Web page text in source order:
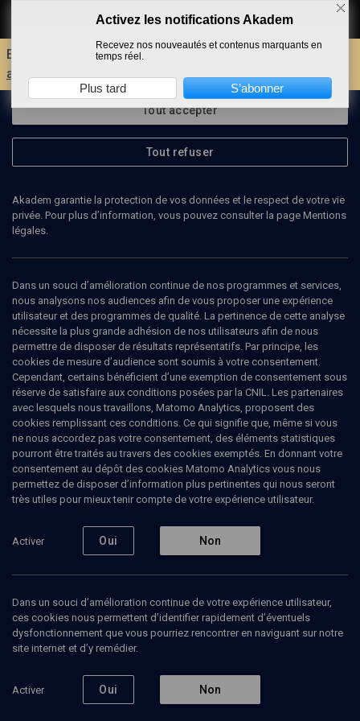
Faire un don
Envie d'encore plus d'AKADEM ?
Découvrez les
avantages d'un compte !
chercheuse
Manon Banoun est chercheuse en archéologie à l'Université Paris 1
Panthéon-Sorbonne. Elle travaille sur les les Juifs dans la ville à
travers une analyse archéologique et topographique des quartiers
juifs médiévaux de France du nord (XIIème-XIVème s.).
Ajouter Partager J’aime
Tous 1 Vidéos 1
Appartenir à
la cité, faire
communauté
(2/2)
Tout accepter
Tout refuser
Akadem garantie la protection de vos données et le respect de votre vie
privée. Pour plus d’information, vous pouvez consulter la page Mentions
légales.
Dans un souci d’amélioration continue de nos programmes et services,
nous analysons nos audiences afin de vous proposer une expérience
utilisateur et des programmes de qualité. La pertinence de cette analyse
nécessite la plus grande adhésion de nos utilisateurs afin de nous
permettre de disposer de résultats représentatifs. Par principe, les
cookies de mesure d’audience sont soumis à votre consentement.
Cependant, certains bénéficient d’une exemption de consentement sous
réserve de satisfaire aux conditions posées par la CNIL. Les partenaires
avec lesquels nous travaillons, Matomo Analytics, proposent des
cookies remplissant ces conditions. Ce qui signifie que, même si vous
ne nous accordez pas votre consentement, des éléments statistiques
pourront être traités au travers des cookies exemptés. En donnant votre
consentement au dépôt des cookies Matomo Analytics vous nous
permettez de disposer d’information plus pertinentes qui nous seront
très utiles pour mieux tenir compte de votre expérience utilisateur.
Activer Oui Non
Dans un souci d’amélioration continue de votre expérience utilisateur,
ces cookies nous permettent d’identifier rapidement d’éventuels
dysfonctionnement que vous pourriez rencontrer en naviguant sur notre
site internet et d’y remédier.
Activer Oui Non
Activez les notifications Akadem
Recevez nos nouveautés et contenus marquants en
temps réel.
Plus tard S’abonner